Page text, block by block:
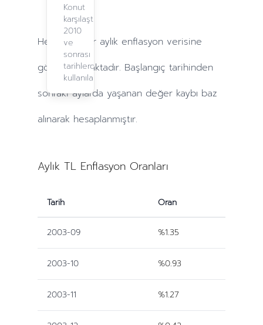
Konut
karşılaştırma,
2010
ve
sonrası
tarihlerde
kullanılabilir.
Hesaplamalar aylık enflasyon verisine
göre yapılmaktadır. Başlangıç tarihinden
sonraki aylarda yaşanan değer kaybı baz
alınarak hesaplanmıştır.
Aylık TL Enflasyon Oranları
Tarih Oran
2003-09 %1.35
2003-10 %0.93
2003-11 %1.27